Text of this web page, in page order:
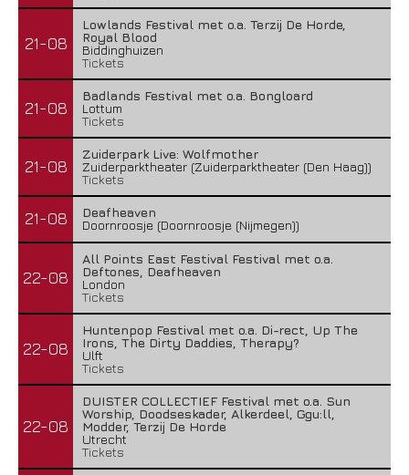
21-08
Lowlands Festival met o.a. Terzij De Horde,
Royal Blood
Biddinghuizen
Tickets
21-08
Badlands Festival met o.a. Bongloard
Lottum
Tickets
21-08
Zuiderpark Live: Wolfmother
Zuiderparktheater (Zuiderparktheater (Den Haag))
Tickets
21-08
Deafheaven
Doornroosje (Doornroosje (Nijmegen))
22-08
All Points East Festival Festival met o.a.
Deftones, Deafheaven
London
Tickets
22-08
Huntenpop Festival met o.a. Di-rect, Up The
Irons, The Dirty Daddies, Therapy?
Ulft
Tickets
22-08
DUISTER COLLECTIEF Festival met o.a. Sun
Worship, Doodseskader, Alkerdeel, Ggu:ll,
Modder, Terzij De Horde
Utrecht
Tickets